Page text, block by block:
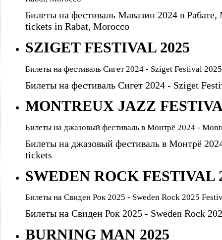
Билеты на фестиваль Мавазин 2024 в
tickets in Rabat, Morocco
SZIGET FESTIVAL 2025
Билеты на фестиваль Сигет 2024 - Sziget Festival
Билеты на фестиваль Сигет 2024 - Sziget
MONTREUX JAZZ
Билеты на джазовый фестиваль в Монтрё 2024 -
Билеты на джазовый фестиваль в Монтрё
tickets
SWEDEN ROCK FESTIVAL
Билеты на Свиден Рок 2025 - Sweden Rock 2025
Билеты на Свиден Рок 2025 - Sweden Rock
BURNING MAN 2025